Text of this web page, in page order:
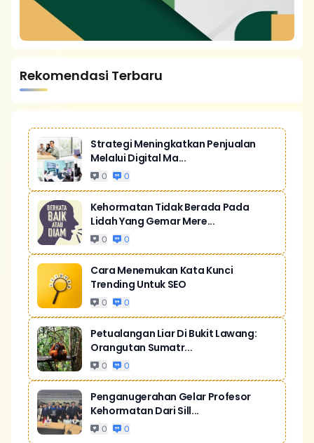
Rekomendasi Terbaru
Strategi Meningkatkan Penjualan
Melalui Digital Ma...
0 0
Kehormatan Tidak Berada Pada
Lidah Yang Gemar Mere...
0 0
Cara Menemukan Kata Kunci
Trending Untuk SEO
0 0
Petualangan Liar Di Bukit Lawang:
Orangutan Sumatr...
0 0
Penganugerahan Gelar Profesor
Kehormatan Dari Sill...
0 0